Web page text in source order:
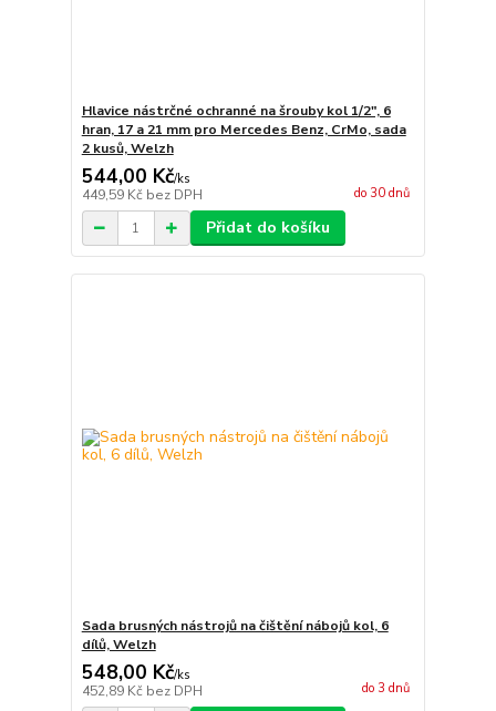
Hlavice nástrčné ochranné na šrouby kol 1/2", 6
hran, 17 a 21 mm pro Mercedes Benz, CrMo, sada
2 kusů, Welzh
544,00 Kč/ks
449,59 Kč bez DPH do 30 dnů
Přidat do košíku
Sada brusných nástrojů na čištění nábojů kol, 6
dílů, Welzh
548,00 Kč/ks
452,89 Kč bez DPH do 3 dnů